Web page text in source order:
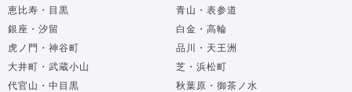
恵比寿・目黒
青山・表参道
銀座・汐留
白金・高輪
虎ノ門・神谷町
品川・天王洲
大井町・武蔵小山
芝・浜松町
代官山・中目黒
秋葉原・御茶ノ水